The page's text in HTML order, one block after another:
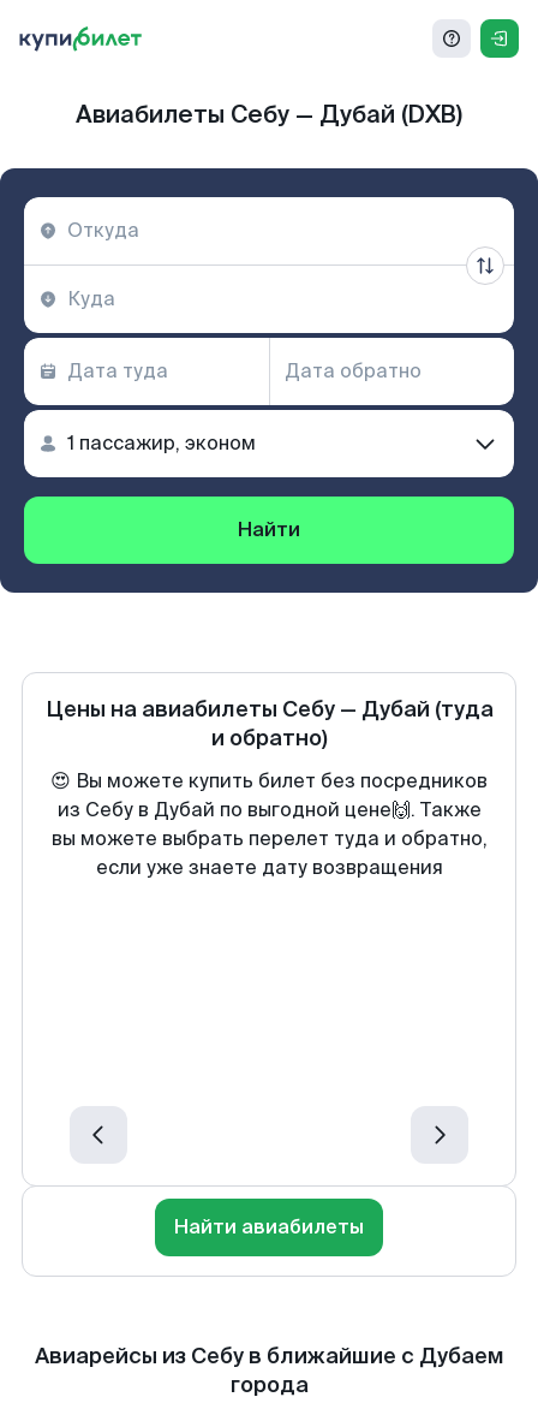
Авиабилеты Себу — Дубай (DXB)
Найти
Цены на авиабилеты Себу— Дубай (туда
и обратно)
😍 Вы можете купить билет без посредников
из Себу в Дубай по выгодной цене🙌. Также
вы можете выбрать перелет туда и обратно,
если уже знаете дату возвращения
Найти авиабилеты
Авиарейсы из Себу в ближайшие с Дубаем
города